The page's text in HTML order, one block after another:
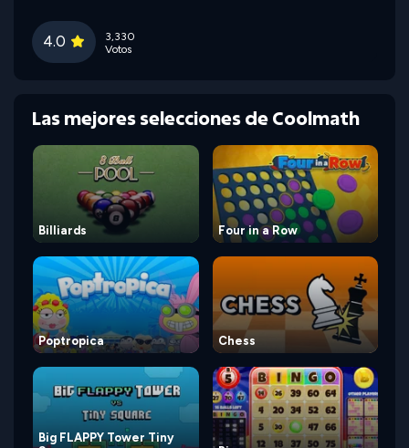
4.0
3,330
Votos
Las mejores selecciones de Coolmath
Billiards Four in a Row
Poptropica Chess
Big FLAPPY Tower Tiny